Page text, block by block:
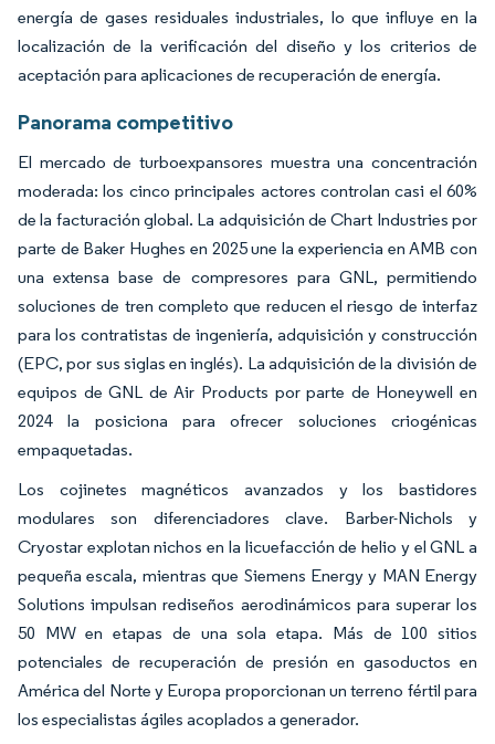
energía de gases residuales industriales, lo que influye en la
localización de la verificación del diseño y los criterios de
aceptación para aplicaciones de recuperación de energía.
Panorama competitivo
El mercado de turboexpansores muestra una concentración
moderada: los cinco principales actores controlan casi el 60%
de la facturación global. La adquisición de Chart Industries por
parte de Baker Hughes en 2025 une la experiencia en AMB con
una extensa base de compresores para GNL, permitiendo
soluciones de tren completo que reducen el riesgo de interfaz
para los contratistas de ingeniería, adquisición y construcción
(EPC, por sus siglas en inglés). La adquisición de la división de
equipos de GNL de Air Products por parte de Honeywell en
2024 la posiciona para ofrecer soluciones criogénicas
empaquetadas.
Los cojinetes magnéticos avanzados y los bastidores
modulares son diferenciadores clave. Barber-Nichols y
Cryostar explotan nichos en la licuefacción de helio y el GNL a
pequeña escala, mientras que Siemens Energy y MAN Energy
Solutions impulsan rediseños aerodinámicos para superar los
50 MW en etapas de una sola etapa. Más de 100 sitios
potenciales de recuperación de presión en gasoductos en
América del Norte y Europa proporcionan un terreno fértil para
los especialistas ágiles acoplados a generador.